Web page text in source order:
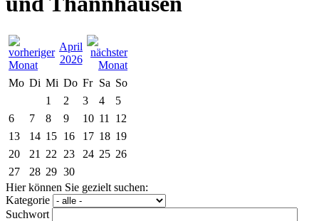
April
2026
Mo Di Mi Do Fr Sa So
1
2 3 4
5
6
7 8 9 10 11
12
13
14 15 16 17 18 19
20
21 22 23 24 25 26
27
28 29 30
Hier können Sie gezielt suchen:
Kategorie
Suchwort